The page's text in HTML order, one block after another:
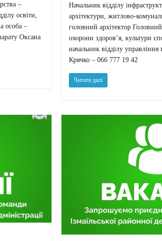
–
освіти,
особа –
Оксана
Начальник відділу
архітектури, житлово-
головний архітектор Головний
охорони здоров’я, культури
начальник відділу
Крячко – 066 777 19 42
Читати далі